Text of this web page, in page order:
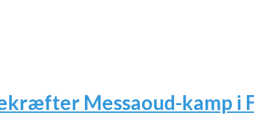
Messaoud-kamp i